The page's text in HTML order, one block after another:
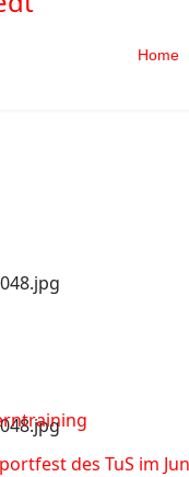
Home
des TuS im